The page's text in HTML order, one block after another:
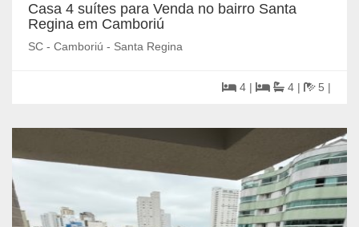
Casa 4 suítes para Venda no bairro Santa
Regina em Camboriú
SC - Camboriú - Santa Regina
4 | 4 | 5 |